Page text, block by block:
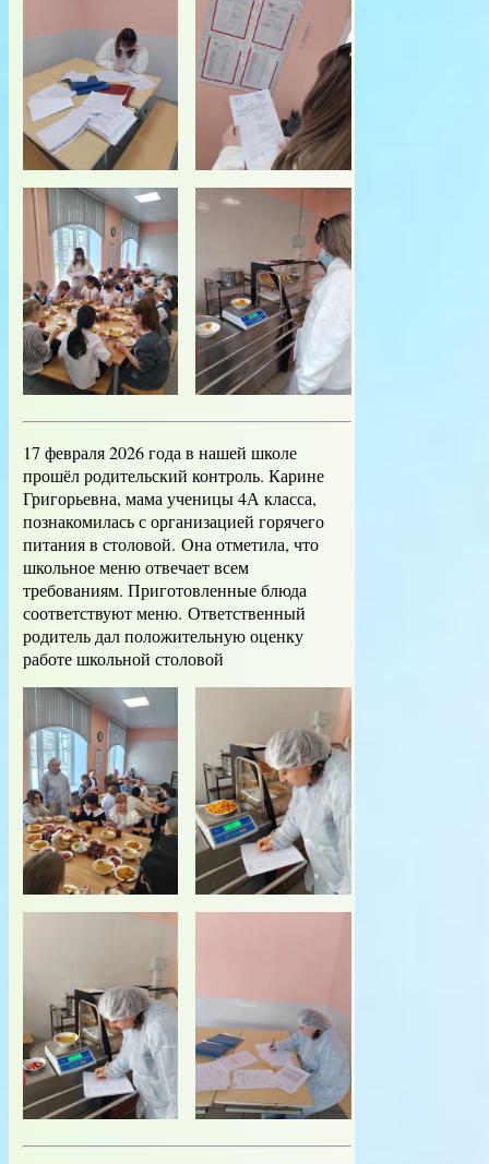
17 февраля 2026 года в нашей школе
прошёл родительский контроль. Карине
Григорьевна, мама ученицы 4А класса,
познакомилась с организацией горячего
питания в столовой. Она отметила, что
школьное меню отвечает всем
требованиям. Приготовленные блюда
соответствуют меню. Ответственный
родитель дал положительную оценку
работе школьной столовой